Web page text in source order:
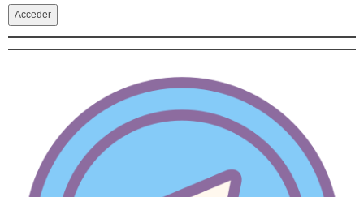
Acceder